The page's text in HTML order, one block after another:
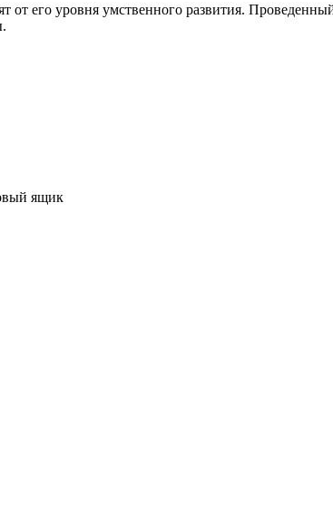
от его уровня умственного развития.
ящик